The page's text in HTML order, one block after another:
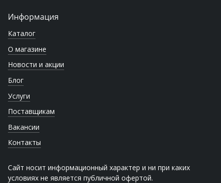
Информация
Каталог
О магазине
Новости и акции
Блог
Услуги
Поставщикам
Вакансии
Контакты
Сайт носит информационный характер и ни при каких
условиях не является публичной офертой.